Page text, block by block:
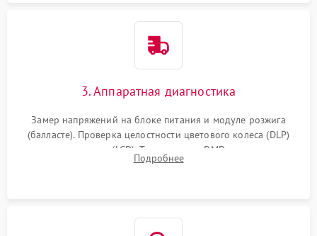
3. Аппаратная диагностика
Замер напряжений на блоке питания и модуле розжига
(балласте). Проверка целостности цветового колеса (DLP)
или поляризаторов (LCD). Тестирование DMD-чипа, датчиков
температуры и оптопар с помощью мультиметра и
Подробнее